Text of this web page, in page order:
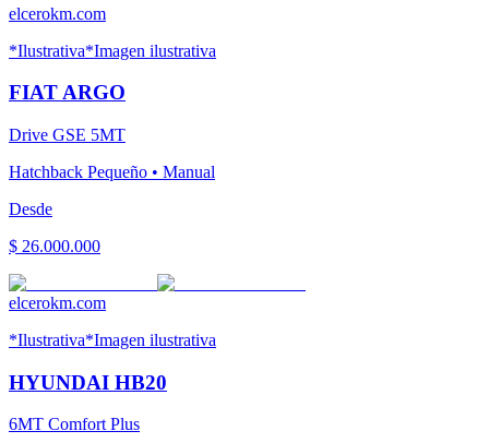
elcerokm.com
*Ilustrativa*Imagen ilustrativa
FIATARGO
Drive GSE 5MT
Hatchback Pequeño • Manual
Desde
$ 26.000.000
elcerokm.com
*Ilustrativa*Imagen ilustrativa
HYUNDAI HB20
6MT Comfort Plus